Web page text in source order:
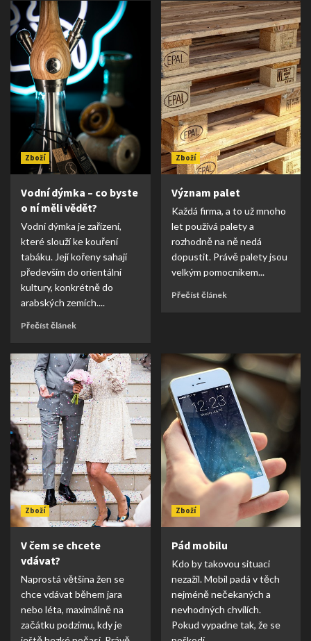
Zboží
Vodní dýmka – co byste
o ní měli vědět?
Vodní dýmka je zařízení,
které slouží ke kouření
tabáku. Její kořeny sahají
především do orientální
kultury, konkrétně do
arabských zemích....
Přečíst článek
Zboží
Význam palet
Každá firma, a to už mnoho
let používá palety a
rozhodně na ně nedá
dopustit. Právě palety jsou
velkým pomocníkem...
Přečíst článek
Zboží
V čem se chcete
vdávat?
Naprostá většina žen se
chce vdávat během jara
nebo léta, maximálně na
začátku podzimu, kdy je
Zboží
Pád mobilu
Kdo by takovou situaci
nezažil. Mobil padá v těch
nejméně nečekaných a
nevhodných chvílích.
Pokud vypadne tak, že se